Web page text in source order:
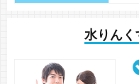
水りん